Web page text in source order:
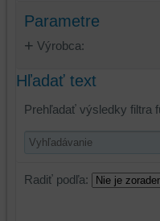
Parametre
Výrobca:
Hľadať text
Prehľadať výsledky filtra
Radiť podľa: